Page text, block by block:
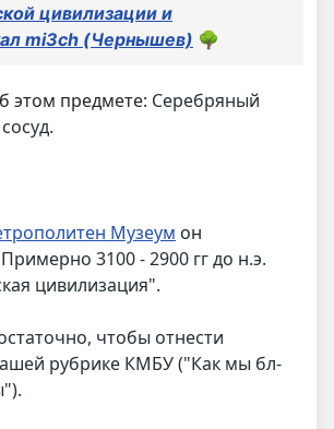
цивилизации и
mi3ch (Чернышев) 🌳
этом предмете: Серебряный
Музеум он
Примерно 3100 - 2900 гг до н.э.
цивилизация".
чтобы отнести
рубрике КМБУ ("Как мы бл-